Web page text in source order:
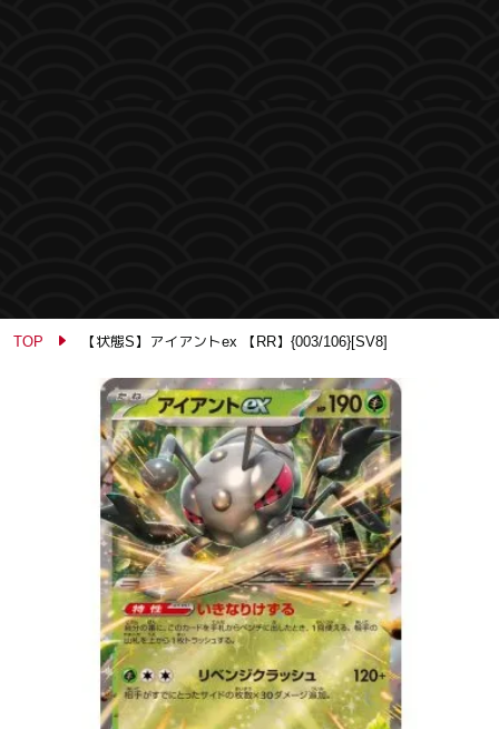
TOP 【状態S】アイアントex 【RR】{003/106}[SV8]